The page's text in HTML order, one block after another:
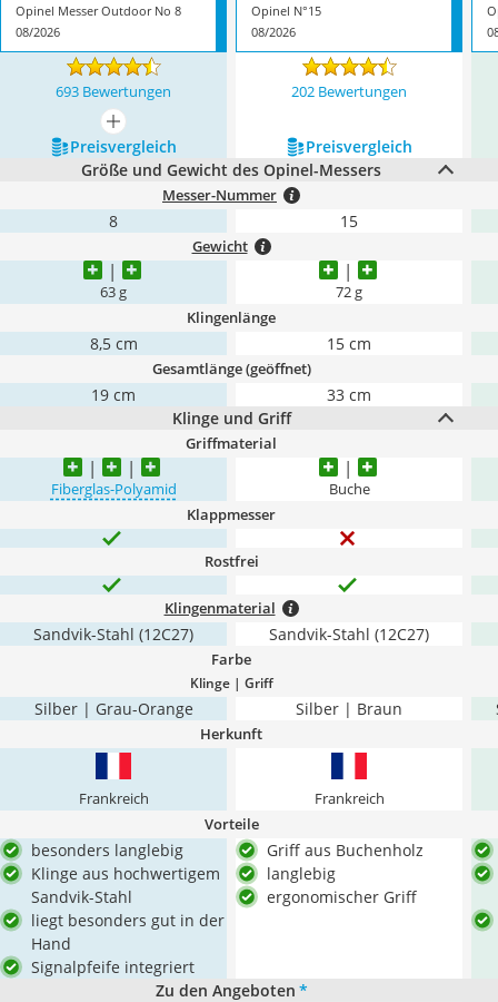
Opinel Messer Outdoor No 8
08/2026
Opinel N°15
08/2026
693 Bewertungen 202 Bewertungen
mehr anzeigen
Preis­vergleich
Preis­vergleich
Größe und Gewicht des Opinel-Messers
Messer-Nummer
8 15
Gewicht
63 g 72 g
Klingenlänge
8,5 cm 15 cm
Gesamtlänge (geöffnet)
19 cm
33 cm
Klinge und Griff
Griffmaterial
Fiberglas-Polyamid Buche
Klappmesser
Rostfrei
Klingenmaterial
Sandvik-Stahl (12C27) Sandvik-Stahl (12C27)
Farbe
Klinge | Griff
Silber | Grau-Orange Silber | Braun
Herkunft
Frankreich Frankreich
Vorteile
besonders langlebig
Klinge aus hochwertigem
Sandvik-Stahl
liegt besonders gut in der
Hand
Signalpfeife integriert
Griff aus Buchenholz
langlebig
ergonomischer Griff
Zu den Angeboten *